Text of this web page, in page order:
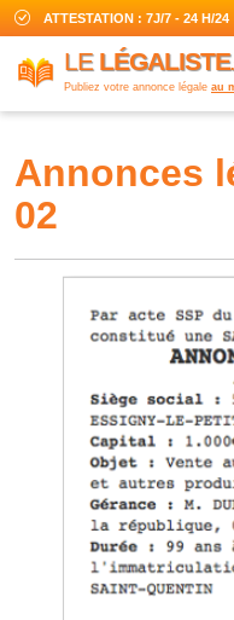
ATTESTATION : 7J/7 - 24 H/24
LE LÉGALISTE
Publiez votre annonce légale au
annonces légales aisne -
02